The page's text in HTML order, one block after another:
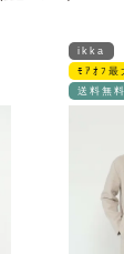
ikka
ﾓｱｵﾌ最
送料無料